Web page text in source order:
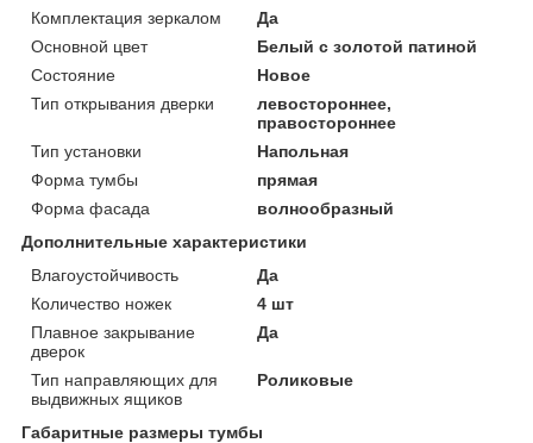
Комплектация зеркалом
Да
Основной цвет
Белый с золотой патиной
Состояние
Новое
Тип открывания дверки
левостороннее,
правостороннее
Тип установки
Напольная
Форма тумбы
прямая
Форма фасада
волнообразный
Дополнительные характеристики
Влагоустойчивость
Да
Количество ножек
4 шт
Плавное закрывание
дверок
Да
Тип направляющих для
выдвижных ящиков
Роликовые
Габаритные размеры тумбы